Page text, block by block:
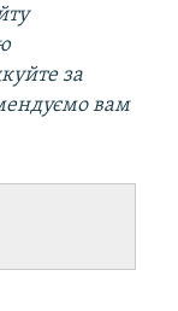
за
вам